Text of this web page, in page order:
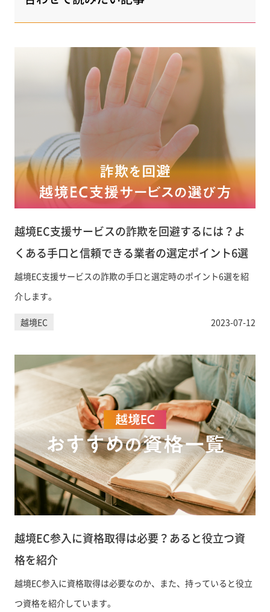
越境EC支援サービスの詐欺を回避するには？よ
くある手口と信頼できる業者の選定ポイント6選
越境EC支援サービスの詐欺の手口と選定時のポイント6選を紹
介します。
越境EC 2023-07-12
越境EC参入に資格取得は必要？あると役立つ資
格を紹介
越境EC参入に資格取得は必要なのか、また、持っていると役立
つ資格を紹介しています。